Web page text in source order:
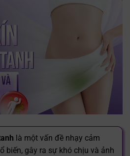
là một vấn đề nhạy cảm
biến, gây ra sự khó chịu và ảnh